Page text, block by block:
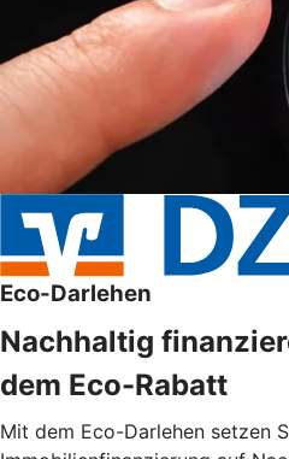
Eco-Darlehen
Nachhaltig
dem Eco-Rabatt
Mit dem Eco-Darlehen setzen